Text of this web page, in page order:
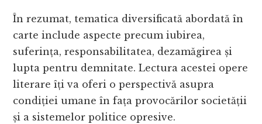
În rezumat, tematica diversificată abordată în
carte include aspecte precum iubirea,
suferința, responsabilitatea, dezamăgirea și
lupta pentru demnitate. Lectura acestei opere
literare îți va oferi o perspectivă asupra
condiției umane în fața provocărilor societății
și a sistemelor politice opresive.